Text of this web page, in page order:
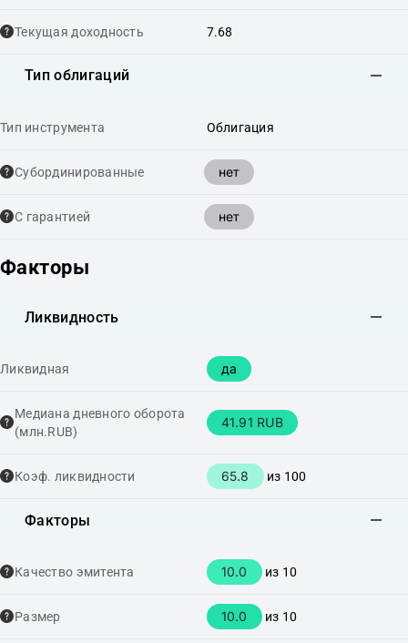
Текущая доходность 7.68
Тип облигаций
Тип инструмента Облигация
Cубординированные нет
С гарантией нет
Факторы
Ликвидность
Ликвидная да
Медиана дневного оборота
(млн.RUB)
41.91 RUB
Коэф. ликвидности 65.8 из 100
Факторы
Качество эмитента 10.0 из 10
Размер 10.0 из 10